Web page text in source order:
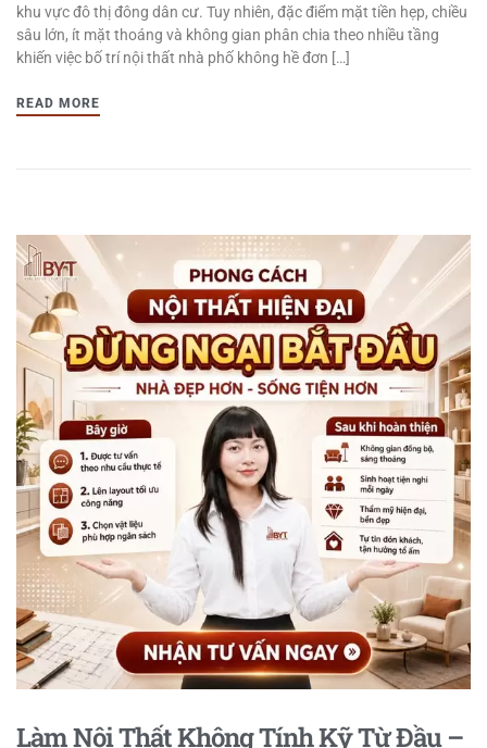
khu vực đô thị đông dân cư. Tuy nhiên, đặc điểm mặt tiền hẹp, chiều
sâu lớn, ít mặt thoáng và không gian phân chia theo nhiều tầng
khiến việc bố trí nội thất nhà phố không hề đơn […]
READ MORE
Làm Nội Thất Không Tính Kỹ Từ Đầu –